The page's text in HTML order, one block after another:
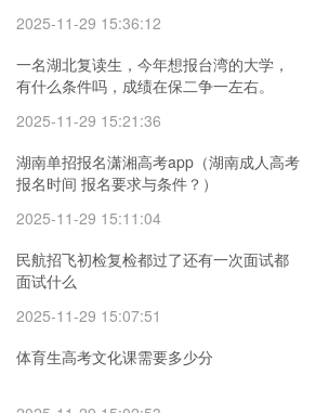
2025-11-29 15:36:12
一名湖北复读生，今年想报台湾的大学，
有什么条件吗，成绩在保二争一左右。
2025-11-29 15:21:36
湖南单招报名潇湘高考app（湖南成人高考
报名时间 报名要求与条件？）
2025-11-29 15:11:04
民航招飞初检复检都过了还有一次面试都
面试什么
2025-11-29 15:07:51
体育生高考文化课需要多少分